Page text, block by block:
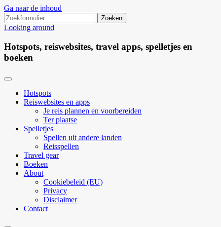
Ga naar de inhoud
Zoeken
naar:
Looking around
Hotspots, reiswebsites, travel apps, spelletjes en
boeken
Hotspots
Reiswebsites en apps
Je reis plannen en voorbereiden
Ter plaatse
Spelletjes
Spellen uit andere landen
Reisspellen
Travel gear
Boeken
About
Cookiebeleid (EU)
Privacy
Disclaimer
Contact